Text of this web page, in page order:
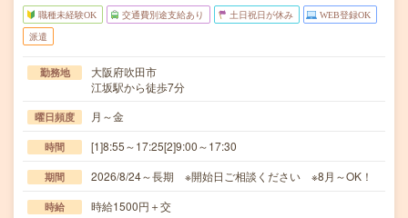
職種未経験OK 交通費別途支給あり 土日祝日が休み WEB登録OK
派遣
勤務地
大阪府吹田市
江坂駅から徒歩7分
曜日頻度 月～金
時間 [1]8:55～17:25[2]9:00～17:30
期間 2026/8/24～長期 ※開始日ご相談ください ※8月～OK！
時給 時給1500円＋交